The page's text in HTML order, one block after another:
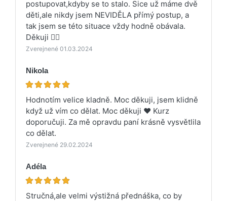
postupovat,kdyby se to stalo. Sice už máme dvě
děti,ale nikdy jsem NEVIDĚLA přímý postup, a
tak jsem se této situace vždy hodně obávala.
Děkuji 👍🏻
Zverejnené 01.03.2024
Nikola
Hodnotím velice kladně. Moc děkuji, jsem klidně
když už vím co dělat. Moc děkuji ❤️ Kurz
doporučuji. Za mě opravdu paní krásně vysvětlila
co dělat.
Zverejnené 29.02.2024
Adéla
Stručná,ale velmi výstižná přednáška, co by